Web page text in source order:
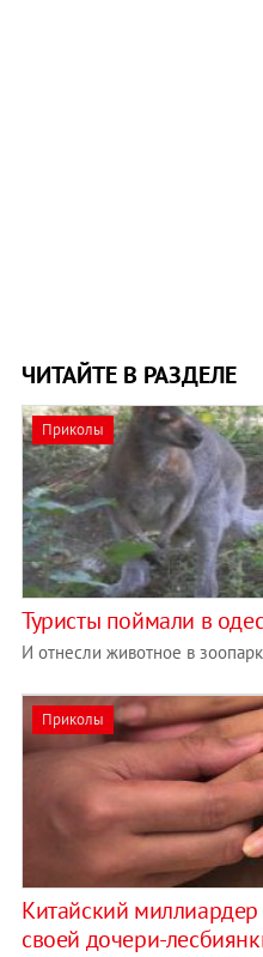
ЧИТАЙТЕ В РАЗДЕЛЕ
Приколы
Туристы поймали в
И отнесли животное в зоопарк
Приколы
Китайский миллиардер
своей дочери-